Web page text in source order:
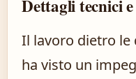
Dettagli tecnici
Il lavoro dietro le
ha visto un